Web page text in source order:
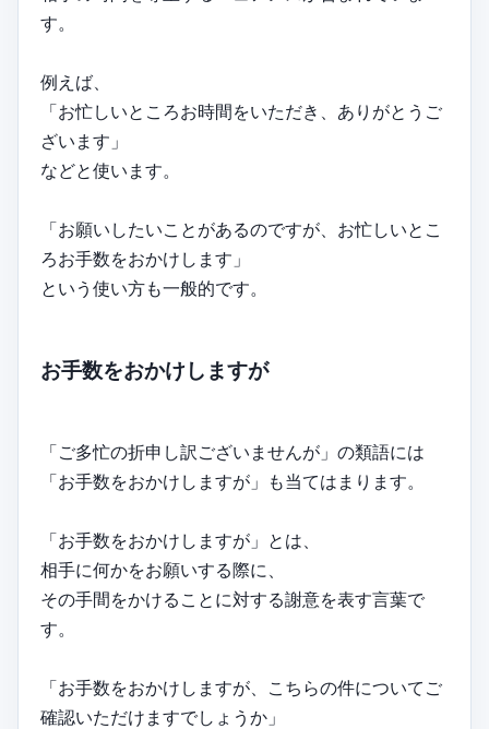
す。
例えば、
「お忙しいところお時間をいただき、ありがとうご
ざいます」
などと使います。
「お願いしたいことがあるのですが、お忙しいとこ
ろお手数をおかけします」
という使い方も一般的です。
お手数をおかけしますが
「ご多忙の折申し訳ございませんが」の類語には
「お手数をおかけしますが」も当てはまります。
「お手数をおかけしますが」とは、
相手に何かをお願いする際に、
その手間をかけることに対する謝意を表す言葉で
す。
「お手数をおかけしますが、こちらの件についてご
確認いただけますでしょうか」